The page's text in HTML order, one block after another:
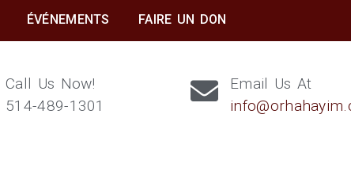
ÉVÉNEMENTS FAIRE UN DON
Call Us Now!
514-489-1301
Email Us At